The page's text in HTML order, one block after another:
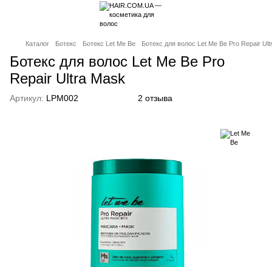
Каталог Ботекс Ботекс Let Me Be Ботекс для волос Let Me Be Pro Repair
Ботекс для волос Let Me Be Pro
Repair Ultra Mask
Артикул: LPM002 2 отзыва